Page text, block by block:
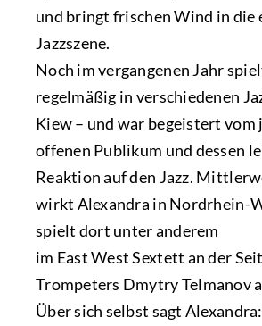
und bringt frischen Wind in die
Jazzszene.
Noch im vergangenen Jahr
regelmäßig in verschiedenen
Kiew – und war begeistert vom
offenen Publikum und dessen
Reaktion auf den Jazz.
wirkt Alexandra in Nordrhein-
spielt dort unter anderem
im East West Sextett an der
Trompeters Dmytry Telmanov
Über sich selbst sagt Alexandra: